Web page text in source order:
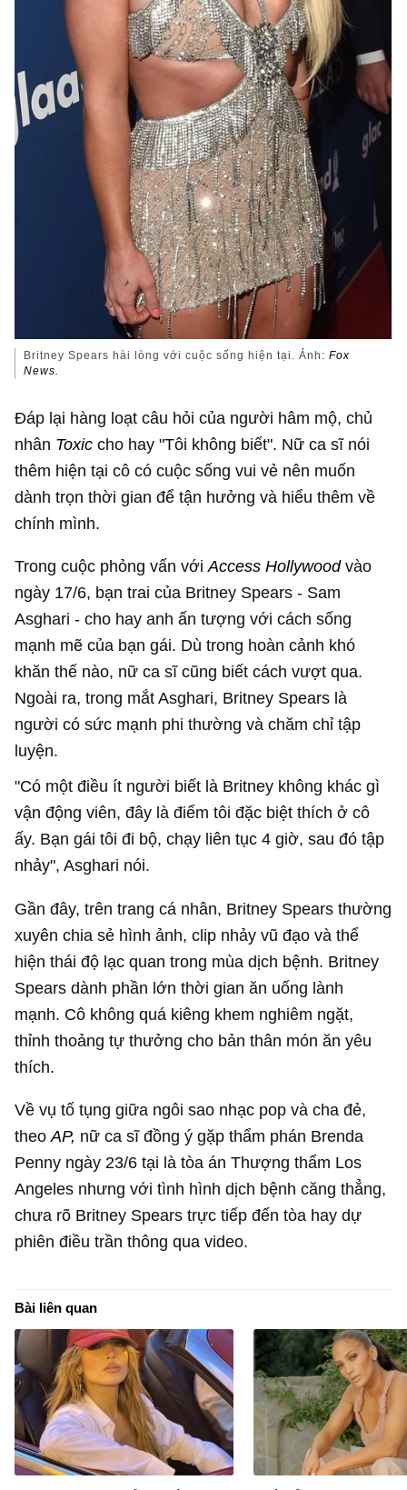
Britney Spears hài lòng với cuộc sống hiện tại. Ảnh:Fox
News.
Đáp lại hàng loạt câu hỏi của người hâm mộ, chủ
nhân Toxic cho hay "Tôi không biết". Nữ ca sĩ nói
thêm hiện tại cô có cuộc sống vui vẻ nên muốn
dành trọn thời gian để tận hưởng và hiểu thêm về
chính mình.
Trong cuộc phỏng vấn vớiAccess Hollywoodvào
ngày 17/6, bạn trai của Britney Spears - Sam
Asghari - cho hay anh ấn tượng với cách sống
mạnh mẽ của bạn gái. Dù trong hoàn cảnh khó
khăn thế nào, nữ ca sĩ cũng biết cách vượt qua.
Ngoài ra, trong mắt Asghari, Britney Spears là
người có sức mạnh phi thường và chăm chỉ tập
luyện.
"Có một điều ít người biết là Britney không khác gì
vận động viên, đây là điểm tôi đặc biệt thích ở cô
ấy. Bạn gái tôi đi bộ, chạy liên tục 4 giờ, sau đó tập
nhảy", Asghari nói.
Gần đây, trên trang cá nhân, Britney Spears thường
xuyên chia sẻ hình ảnh, clip nhảy vũ đạo và thể
hiện thái độ lạc quan trong mùa dịch bệnh. Britney
Spears dành phần lớn thời gian ăn uống lành
mạnh. Cô không quá kiêng khem nghiêm ngặt,
thỉnh thoảng tự thưởng cho bản thân món ăn yêu
thích.
Về vụ tố tụng giữa ngôi sao nhạc pop và cha đẻ,
theoAP, nữ ca sĩ đồng ý gặp thẩm phán Brenda
Penny ngày 23/6 tại là tòa án Thượng thẩm Los
Angeles nhưng với tình hình dịch bệnh căng thẳng,
chưa rõ Britney Spears trực tiếp đến tòa hay dự
phiên điều trần thông qua video.
Bài liên quan